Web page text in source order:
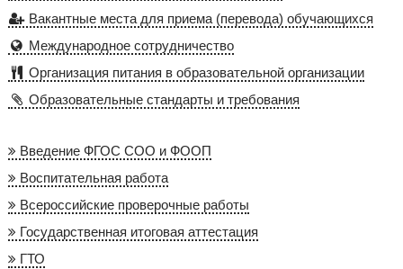
Вакантные места для приема (перевода) обучающихся
Международное сотрудничество
Организация питания в образовательной организации
Образовательные стандарты и требования
Введение ФГОС СОО и ФООП
Воспитательная работа
Всероссийские проверочные работы
Государственная итоговая аттестация
ГТО